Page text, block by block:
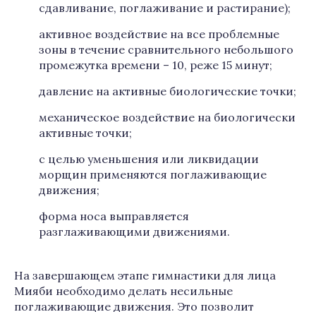
сдавливание, поглаживание и растирание);
активное воздействие на все проблемные
зоны в течение сравнительного небольшого
промежутка времени – 10, реже 15 минут;
давление на активные биологические точки;
механическое воздействие на биологически
активные точки;
с целью уменьшения или ликвидации
морщин применяются поглаживающие
движения;
форма носа выправляется
разглаживающими движениями.
На завершающем этапе гимнастики для лица
Мияби необходимо делать несильные
поглаживающие движения. Это позволит